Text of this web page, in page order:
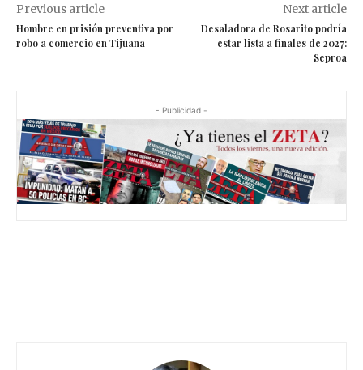
Previous article
Hombre en prisión preventiva por
robo a comercio en Tijuana
Next article
Desaladora de Rosarito podría
estar lista a finales de 2027:
Seproa
- Publicidad -